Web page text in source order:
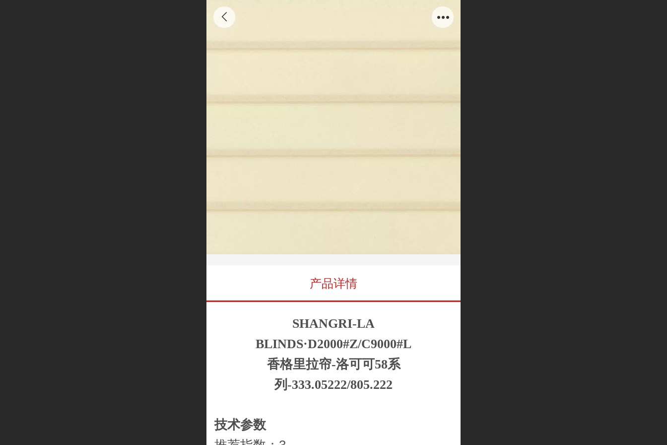
333.05222/805.222
产品详情
SHANGRI-LA
BLINDS·D2000#Z/C9000#L
香格里拉帘-洛可可58系
列-333.05222/805.222
技术参数